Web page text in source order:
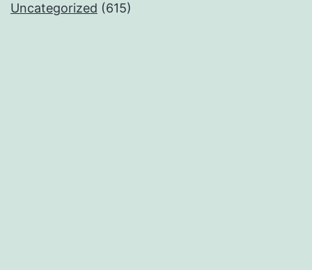
Uncategorized (615)